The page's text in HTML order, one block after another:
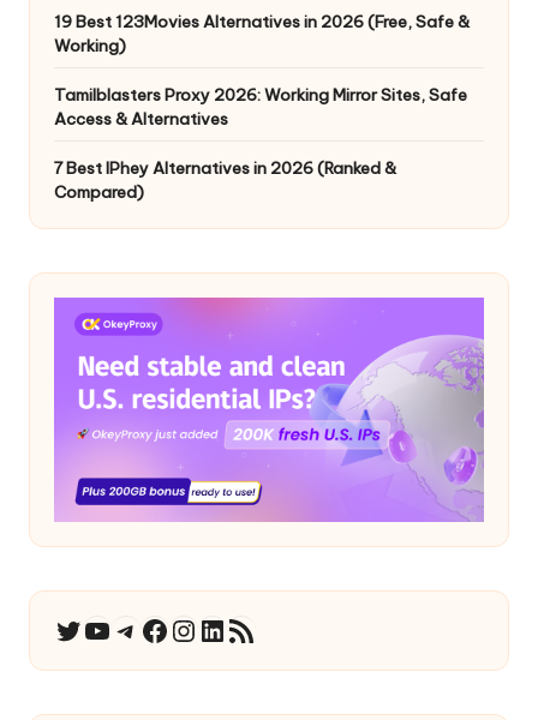
19 Best 123Movies Alternatives in 2026 (Free, Safe &
Working)
Tamilblasters Proxy 2026: Working Mirror Sites, Safe
Access & Alternatives
7 Best IPhey Alternatives in 2026 (Ranked &
Compared)
Twitter
YouTube
Télégramme
Facebook
Instagram
LinkedIn
Flux RSS